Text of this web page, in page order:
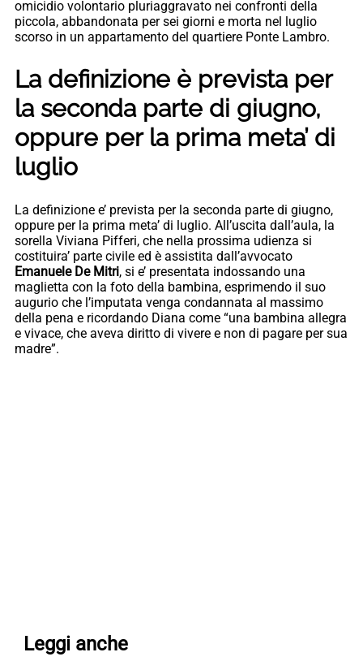
omicidio volontario pluriaggravato nei confronti della
piccola, abbandonata per sei giorni e morta nel luglio
scorso in un appartamento del quartiere Ponte Lambro.
La definizione è prevista per
la seconda parte di giugno,
oppure per la prima meta’ di
luglio
La definizione e’ prevista per la seconda parte di giugno,
oppure per la prima meta’ di luglio. All’uscita dall’aula, la
sorella Viviana Pifferi, che nella prossima udienza si
costituira’ parte civile ed è assistita dall’avvocato
Emanuele De Mitri, si e’ presentata indossando una
maglietta con la foto della bambina, esprimendo il suo
augurio che l’imputata venga condannata al massimo
della pena e ricordando Diana come “una bambina allegra
e vivace, che aveva diritto di vivere e non di pagare per sua
madre”.
Leggi anche